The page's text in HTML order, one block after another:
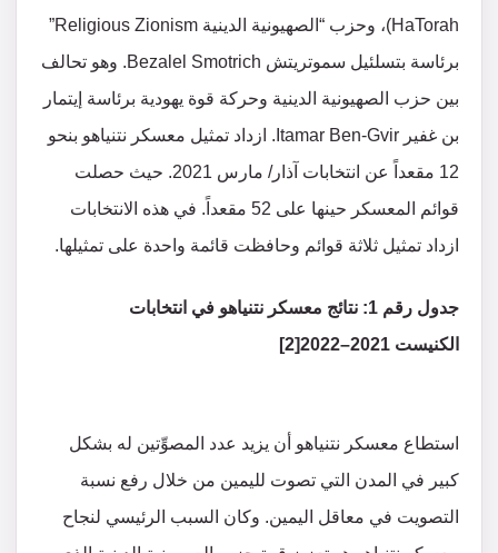
HaTorah)، وحزب “الصهيونية الدينية Religious Zionism”
برئاسة بتسلئيل سموتريتش Bezalel Smotrich. وهو تحالف
بين حزب الصهيونية الدينية وحركة قوة يهودية برئاسة إيتمار
بن غفير Itamar Ben-Gvir. ازداد تمثيل معسكر نتنياهو بنحو
12 مقعداً عن انتخابات آذار/ مارس 2021. حيث حصلت
قوائم المعسكر حينها على 52 مقعداً. في هذه الانتخابات
ازداد تمثيل ثلاثة قوائم وحافظت قائمة واحدة على تمثيلها.
جدول رقم 1: نتائج معسكر نتنياهو في انتخابات
الكنيست 2021
–
2022[2]
استطاع معسكر نتنياهو أن يزيد عدد المصوِّتين له بشكل
كبير في المدن التي تصوت لليمين من خلال رفع نسبة
التصويت في معاقل اليمين. وكان السبب الرئيسي لنجاح